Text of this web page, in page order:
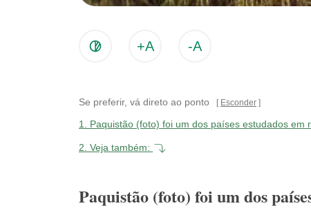
+A -A
Se preferir, vá direto ao ponto Esconder
1. Paquistão (foto) foi um dos países estudados em
2. Veja também:
Paquistão (foto) foi um dos